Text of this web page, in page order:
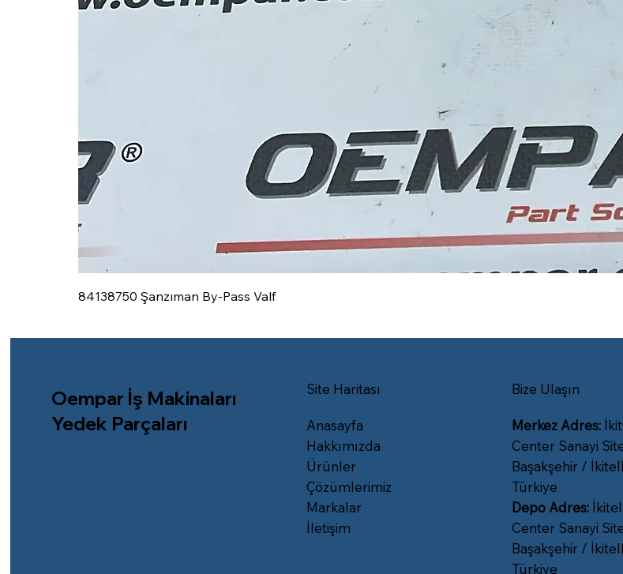
84138750 Şanzıman By-Pass Valf
Oempar İş Makinaları
Yedek Parçaları
Site Haritası
Anasayfa
Hakkımızda
Ürünler
Çözümlerimiz
Markalar
İletişim
Bize Ulaşın
Merkez Adres:
Center Sanayi
Başakşehir /
Türkiye
Depo Adres:
Center Sanayi
Başakşehir /
Türkiye